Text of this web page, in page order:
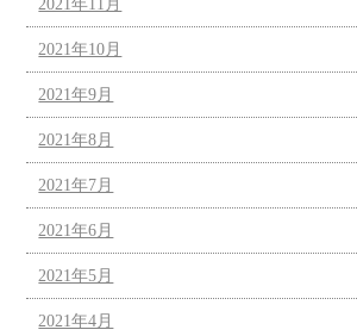
2021年11月
2021年10月
2021年9月
2021年8月
2021年7月
2021年6月
2021年5月
2021年4月